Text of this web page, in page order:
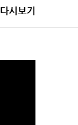
다시보기